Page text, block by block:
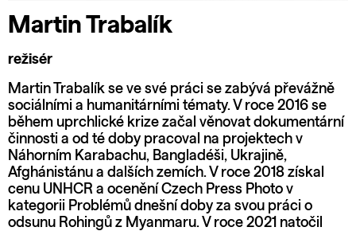
Martin Trabalík
režisér
Martin Trabalík se ve své práci se zabývá převážně
sociálními a humanitárními tématy. V roce 2016 se
během uprchlické krize začal věnovat dokumentární
činnosti a od té doby pracoval na projektech v
Náhorním Karabachu, Bangladéši, Ukrajině,
Afghánistánu a dalších zemích. V roce 2018 získal
cenu UNHCR a ocenění Czech Press Photo v
kategorii Problémů dnešní doby za svou práci o
odsunu Rohingů z Myanmaru. V roce 2021 natočil